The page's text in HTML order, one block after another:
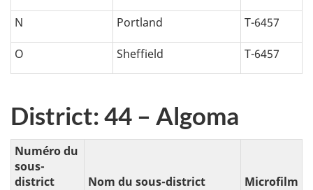
N Portland T-6457
O Sheffield T-6457
District: 44 – Algoma
Numéro du
sous-
district
Nom du sous-district Microfilm